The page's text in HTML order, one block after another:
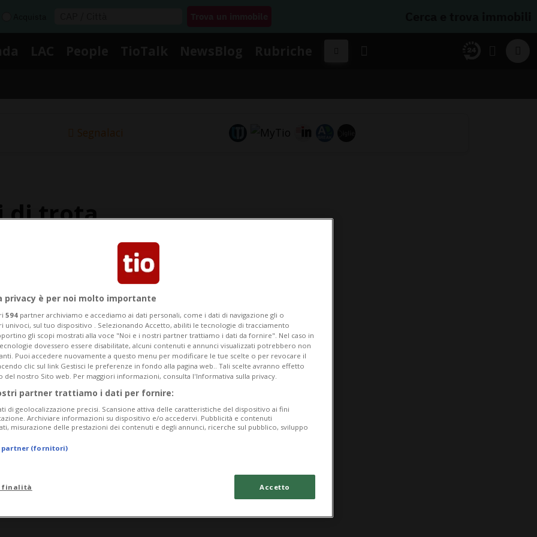
Segnalaci
di trota
a Vico Morcote
privacy è per noi molto importante
594 partner archiviamo e accediamo ai dati personali, come i dati di navigazione gli o
univoci, sul tuo dispositivo . Selezionando Accetto, abiliti le tecnologie di tracciamento
gli scopi mostrati alla voce "Noi e i nostri partner trattiamo i dati da fornire". Nel caso in
dovessero essere disabilitate, alcuni contenuti e annunci visualizzati potrebbero non
Puoi accedere nuovamente a questo menu per modificare le tue scelte o per revocare il
clic sul link Gestisci le preferenze in fondo alla pagina web.. Tali scelte avranno effetto
del nostro Sito web. Per maggiori informazioni, consulta l'Informativa sulla privacy.
partner trattiamo i dati per fornire:
di geolocalizzazione precisi. Scansione attiva delle caratteristiche del dispositivo ai fini
Archiviare informazioni su dispositivo e/o accedervi. Pubblicità e contenuti
misurazione delle prestazioni dei contenuti e degli annunci, ricerche sul pubblico, sviluppo
partner (fornitori)
finalità Accetto